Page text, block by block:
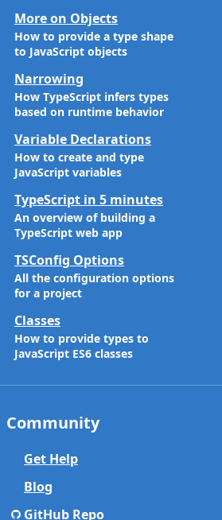
More on Objects
How to provide a type shape
to JavaScript objects
Narrowing
How TypeScript infers types
based on runtime behavior
Variable Declarations
How to create and type
JavaScript variables
TypeScript in 5 minutes
An overview of building a
TypeScript web app
TSConfig Options
All the configuration options
for a project
Classes
How to provide types to
JavaScript ES6 classes
Community
Get Help
Blog
GitHub Repo